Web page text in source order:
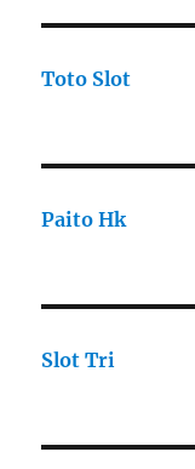
Toto Slot
Paito Hk
Slot Tri